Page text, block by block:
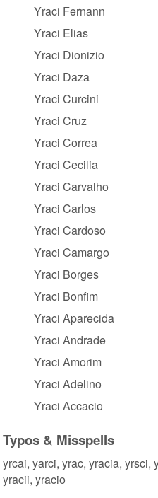
Yraci Fernann
Yraci Elias
Yraci Dionizio
Yraci Daza
Yraci Curcini
Yraci Cruz
Yraci Correa
Yraci Cecilia
Yraci Carvalho
Yraci Carlos
Yraci Cardoso
Yraci Camargo
Yraci Borges
Yraci Bonfim
Yraci Aparecida
Yraci Andrade
Yraci Amorim
Yraci Adelino
Yraci Accacio
Typos & Misspells
yrcai, yarci, yrac, yracia, yrsci,
yracii, yracio